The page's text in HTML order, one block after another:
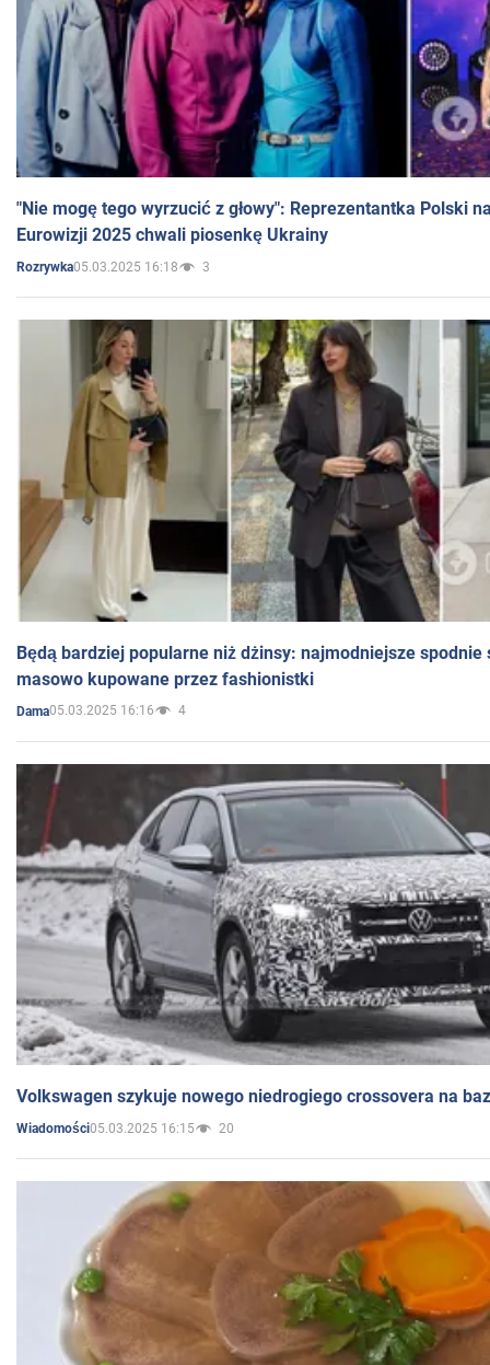
"Nie mogę tego wyrzucić z głowy": Reprezentantka Polski
Eurowizji 2025 chwali piosenkę Ukrainy
Rozrywka05.03.2025 16:18 3
Będą bardziej popularne niż dżinsy: najmodniejsze spodnie
masowo kupowane przez fashionistki
Dama05.03.2025 16:16 4
Volkswagen szykuje nowego niedrogiego crossovera na
Wiadomości05.03.2025 16:15 20